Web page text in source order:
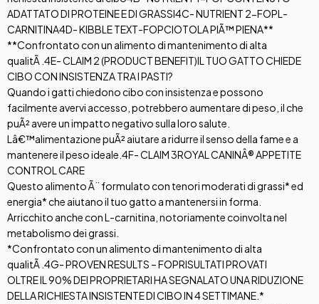
ADATTATO DI PROTEINE E DI GRASSI4C- NUTRIENT 2-FOPL-
CARNITINA4D- KIBBLE TEXT-FOPCIOTOLA PIÃ™ PIENA**
**Confrontato con un alimento di mantenimento di alta
qualitÃ . 4E- CLAIM 2 (PRODUCT BENEFIT)IL TUO GATTO CHIEDE
CIBO CON INSISTENZA TRA I PASTI?
Quando i gatti chiedono cibo con insistenza e possono
facilmente avervi accesso, potrebbero aumentare di peso, il che
puÃ² avere un impatto negativo sulla loro salute.
Lâ€™alimentazione puÃ² aiutare a ridurre il senso della fame e a
mantenere il peso ideale. 4F- CLAIM 3ROYAL CANINÂ® APPETITE
CONTROL CARE
Questo alimento Ã¨ formulato con tenori moderati di grassi* ed
energia* che aiutano il tuo gatto a mantenersi in forma.
Arricchito anche con L-carnitina, notoriamente coinvolta nel
metabolismo dei grassi.
*Confrontato con un alimento di mantenimento di alta
qualitÃ . 4G- PROVEN RESULTS – FOPRISULTATI PROVATI
OLTRE IL 90% DEI PROPRIETARI HA SEGNALATO UNA RIDUZIONE
DELLA RICHIESTA INSISTENTE DI CIBO IN 4 SETTIMANE.*